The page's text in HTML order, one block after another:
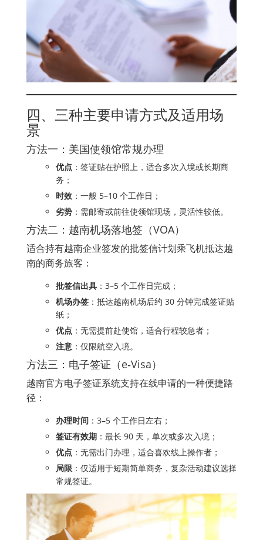
四、三种主要申请方式及适用场
景
方法一：美国使领馆常规办理
优点 ：签证贴在护照上，适合多次入境或长期商
务；
时效 ：一般 5–10 个工作日；
劣势 ：需邮寄或前往使领馆现场，灵活性较低。
方法二：越南机场落地签（VOA）
适合持有越南企业签发的批签信计划乘飞机抵达越
南的商务旅客：
批签信出具 ：3–5 个工作日完成；
机场办签 ：抵达越南机场后约 30 分钟完成签证贴
纸；
优点 ：无需提前赴使馆，适合行程较急者；
注意 ：仅限航空入境。
方法三：电子签证（e‑Visa）
越南官方电子签证系统支持在线申请的一种便捷路
径：
办理时间 ：3–5 个工作日左右；
签证有效期 ：最长 90 天，单次或多次入境；
优点 ：无需出门办理，适合喜欢线上操作者；
局限 ：仅适用于短期简单商务，复杂活动建议选择
常规签证。